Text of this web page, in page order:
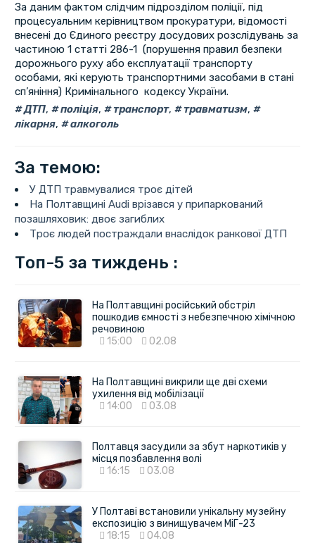
За даним фактом слідчим підрозділом поліції, під
процесуальним керівництвом прокуратури, відомості
внесені до Єдиного реєстру досудових розслідувань за
частиною 1 статті 286-1 (порушення правил безпеки
дорожнього руху або експлуатації транспорту
особами, які керують транспортними засобами в стані
сп’яніння) Кримінального кодексу України.
ДТП, поліція, транспорт, травматизм,
лікарня, алкоголь
За темою:
У ДТП травмувалися троє дітей
На Полтавщині Audi врізався у припаркований
позашляховик: двоє загиблих
Троє людей постраждали внаслідок ранкової ДТП
Топ-5 за тиждень :
На Полтавщині російський обстріл
пошкодив ємності з небезпечною хімічною
речовиною
15:00
02.08
На Полтавщині викрили ще дві схеми
ухилення від мобілізації
14:00
03.08
Полтавця засудили за збут наркотиків у
місця позбавлення волі
16:15
03.08
У Полтаві встановили унікальну музейну
експозицію з винищувачем МіГ-23
18:15
04.08